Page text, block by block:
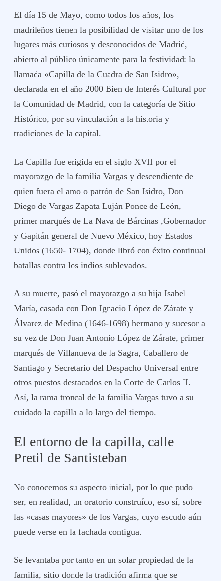
El día 15 de Mayo, como todos los años, los
madrileños tienen la posibilidad de visitar uno de los
lugares más curiosos y desconocidos de Madrid,
abierto al público únicamente para la festividad: la
llamada «Capilla de la Cuadra de San Isidro»,
declarada en el año 2000 Bien de Interés Cultural por
la Comunidad de Madrid, con la categoría de Sitio
Histórico, por su vinculación a la historia y
tradiciones de la capital.
La Capilla fue erigida en el siglo XVII por el
mayorazgo de la familia Vargas y descendiente de
quien fuera el amo o patrón de San Isidro, Don
Diego de Vargas Zapata Luján Ponce de León,
primer marqués de La Nava de Bárcinas ,Gobernador
y Gapitán general de Nuevo México, hoy Estados
Unidos (1650- 1704), donde libró con éxito continual
batallas contra los indios sublevados.
A su muerte, pasó el mayorazgo a su hija Isabel
María, casada con Don Ignacio López de Zárate y
Álvarez de Medina (1646-1698) hermano y sucesor a
su vez de Don Juan Antonio López de Zárate, primer
marqués de Villanueva de la Sagra, Caballero de
Santiago y Secretario del Despacho Universal entre
otros puestos destacados en la Corte de Carlos II.
Así, la rama troncal de la familia Vargas tuvo a su
cuidado la capilla a lo largo del tiempo.
El entorno de la capilla, calle
Pretil de Santisteban
No conocemos su aspecto inicial, por lo que pudo
ser, en realidad, un oratorio construído, eso sí, sobre
las «casas mayores» de los Vargas, cuyo escudo aún
puede verse en la fachada contigua.
Se levantaba por tanto en un solar propiedad de la
familia, sitio donde la tradición afirma que se